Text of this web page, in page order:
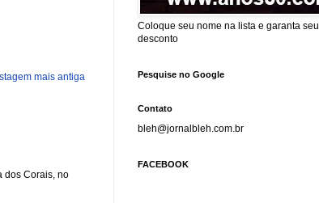
mais antiga
dos Corais, no
Coloque seu nome na lista e garanta seu
desconto
Pesquise no Google
Contato
bleh@jornalbleh.com.br
FACEBOOK